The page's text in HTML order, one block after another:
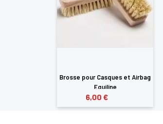
Brosse pour Casques et Airbag
Equiline
6,00 €